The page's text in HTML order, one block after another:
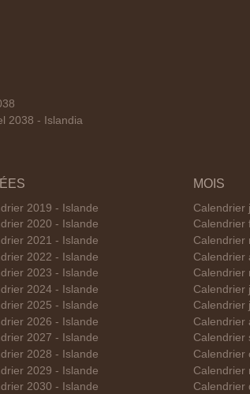
2038 - Islandia
2019 - Islande
2020 - Islande
2021 - Islande
2022 - Islande
2023 - Islande
2024 - Islande
2025 - Islande
2026 - Islande
2027 - Islande
2028 - Islande
2029 - Islande
2030 - Islande
MOIS
Calendrier
Calendrier
Calendrier
Calendrier
Calendrier
Calendrier
Calendrier
Calendrier
Calendrier
Calendrier
Calendrier
Calendrier